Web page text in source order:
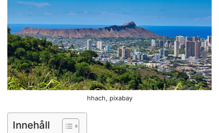
hhach, pixabay
Innehåll